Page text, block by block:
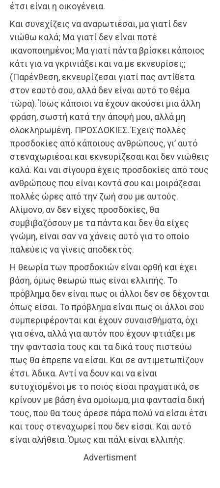
έτσι είναι η οικογένεια.
Και συνεχίζεις να αναρωτιέσαι, μα γιατί δεν
νιώθω καλά; Μα γιατί δεν είναι ποτέ
ικανοποιημένοι; Μα γιατί πάντα βρίσκει κάποιος
κάτι για να γκρινιάξει και να με εκνευρίσει;;
(Παρένθεση, εκνευρίζεσαι γιατί πας αντίθετα
στον εαυτό σου, αλλά δεν είναι αυτό το θέμα
τώρα). Ίσως κάποιοι να έχουν ακούσει μια άλλη
φράση, σωστή κατά την άποψή μου, αλλά μη
ολοκληρωμένη. ΠΡΟΣΔΟΚΙΕΣ. Έχεις πολλές
προσδοκίες από κάποιους ανθρώπους, γι’ αυτό
στεναχωριέσαι και εκνευρίζεσαι και δεν νιώθεις
καλά. Και ναι σίγουρα έχεις προσδοκίες από τους
ανθρώπους που είναι κοντά σου και μοιράζεσαι
πολλές ώρες από την ζωή σου με αυτούς.
Αλίμονο, αν δεν είχες προσδοκίες, θα
συμβιβαζόσουν με τα πάντα και δεν θα είχες
γνώμη, είναι σαν να χάνεις αυτό για το οποίο
παλεύεις να γίνεις αποδεκτός.
Η θεωρία των προσδοκιών είναι ορθή και έχει
βάση, όμως θεωρώ πως είναι ελλιπής. Το
πρόβλημα δεν είναι πως οι άλλοι δεν σε δέχονται
όπως είσαι. Το πρόβλημα είναι πως οι άλλοι σου
συμπεριφέρονται και έχουν συναισθήματα, όχι
για σένα, αλλά για αυτόν που έχουν φτιάξει με
την φαντασία τους και τα δικά τους πιστεύω
πως θα έπρεπε να είσαι. Και σε αντιμετωπίζουν
έτσι. Άδικα. Αντί να δουν και να είναι
ευτυχισμένοι με το ποιος είσαι πραγματικά, σε
κρίνουν με βάση ένα ομοίωμα, μια φαντασία δική
τους, που θα τους άρεσε πάρα πολύ να είσαι έτσι
και τους στεναχωρεί που δεν είσαι. Και αυτό
είναι αλήθεια. Όμως και πάλι είναι ελλιπής.
Advertisment